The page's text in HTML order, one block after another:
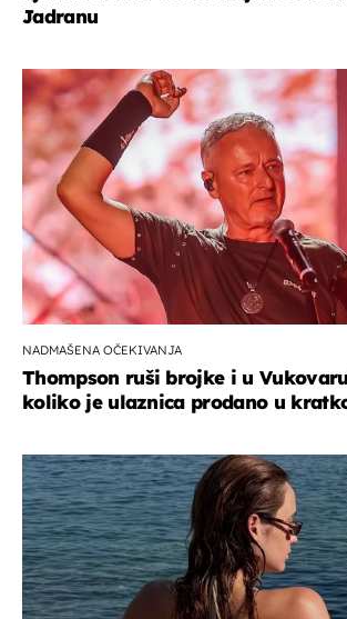
Jadranu
NADMAŠENA OČEKIVANJA
Thompson ruši brojke i u
koliko je ulaznica prodano u